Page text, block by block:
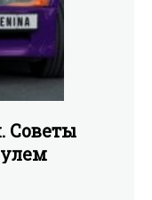
Советы